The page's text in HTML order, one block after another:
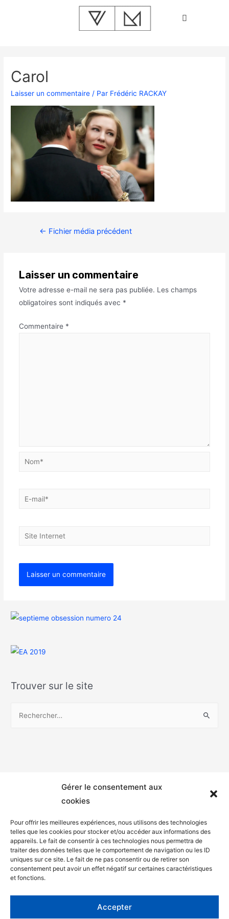
Gérer le consentement aux
cookies
Pour offrir les meilleures expériences, nous utilisons des technologies
telles que les cookies pour stocker et/ou accéder aux informations des
appareils. Le fait de consentir à ces technologies nous permettra de
traiter des données telles que le comportement de navigation ou les ID
uniques sur ce site. Le fait de ne pas consentir ou de retirer son
consentement peut avoir un effet négatif sur certaines caractéristiques
et fonctions.
Accepter
Carol
Laisser un commentaire / Par Frédéric RACKAY
← Fichier média précédent
Laisser un commentaire
Votre adresse e-mail ne sera pas publiée. Les champs
obligatoires sont indiqués avec *
Commentaire *
Trouver sur le site
Mentions légales
Politique de confidentialité